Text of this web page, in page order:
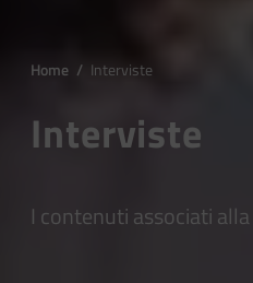
Home / Interviste
Interviste
I contenuti associati